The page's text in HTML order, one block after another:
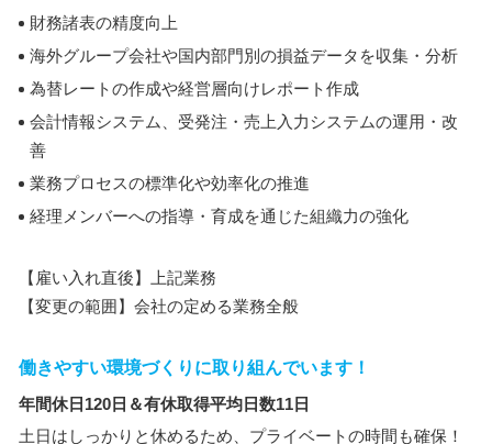
財務諸表の精度向上
海外グループ会社や国内部門別の損益データを収集・分析
為替レートの作成や経営層向けレポート作成
会計情報システム、受発注・売上入力システムの運用・改
善
業務プロセスの標準化や効率化の推進
経理メンバーへの指導・育成を通じた組織力の強化
【雇い入れ直後】上記業務
【変更の範囲】会社の定める業務全般
働きやすい環境づくりに取り組んでいます！
年間休日120日＆有休取得平均日数11日
土日はしっかりと休めるため、プライベートの時間も確保！